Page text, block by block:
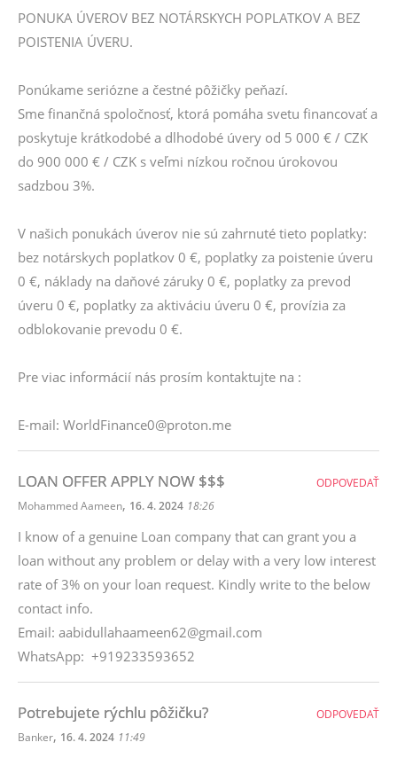
PONUKA ÚVEROV BEZ NOTÁRSKYCH POPLATKOV A BEZ
POISTENIA ÚVERU.
Ponúkame seriózne a čestné pôžičky peňazí.
Sme finančná spoločnosť, ktorá pomáha svetu financovať a
poskytuje krátkodobé a dlhodobé úvery od 5 000 € / CZK
do 900 000 € / CZK s veľmi nízkou ročnou úrokovou
sadzbou 3%.
V našich ponukách úverov nie sú zahrnuté tieto poplatky:
bez notárskych poplatkov 0 €, poplatky za poistenie úveru
0 €, náklady na daňové záruky 0 €, poplatky za prevod
úveru 0 €, poplatky za aktiváciu úveru 0 €, provízia za
odblokovanie prevodu 0 €.
Pre viac informácií nás prosím kontaktujte na :
E-mail: WorldFinance0@proton.me
LOAN OFFER APPLY NOW $$$
Mohammed Aameen, 16. 4. 2024 18:26
I know of a genuine Loan company that can grant you a
loan without any problem or delay with a very low interest
rate of 3% on your loan request. Kindly write to the below
contact info.
Email: aabidullahaameen62@gmail.com
WhatsApp: +919233593652
ODPOVEDAŤ
Potrebujete rýchlu pôžičku?
Banker, 16. 4. 2024 11:49
ODPOVEDAŤ